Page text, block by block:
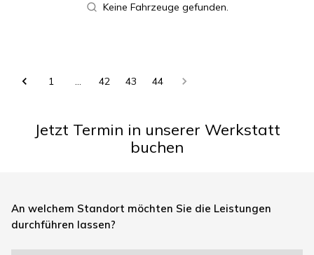
Keine Fahrzeuge gefunden.
1 … 42 43 44
Jetzt Termin in unserer Werkstatt
buchen
An welchem Standort möchten Sie die Leistungen
durchführen lassen?